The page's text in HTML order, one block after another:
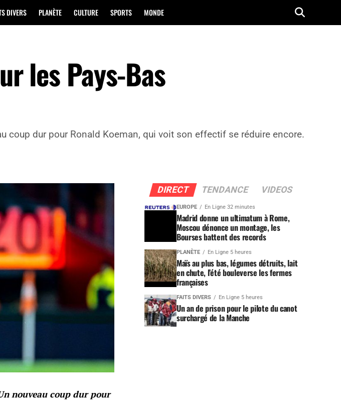
DIVERS PLANÈTE CULTURE SPORTS MONDE
les Pays-Bas
coup dur pour Ronald Koeman, qui voit son effectif se réduire encore.
nouveau coup dur pour
DIRECT TENDANCE VIDEOS
EUROPE En Ligne 32 minutes
Madrid donne un ultimatum à Rome,
Moscou dénonce un montage, les
Bourses battent des records
PLANÈTE En Ligne 5 heures
Maïs au plus bas, légumes détruits, lait
en chute, l’été bouleverse les fermes
françaises
FAITS DIVERS En Ligne 5 heures
Un an de prison pour le pilote du canot
surchargé de la Manche